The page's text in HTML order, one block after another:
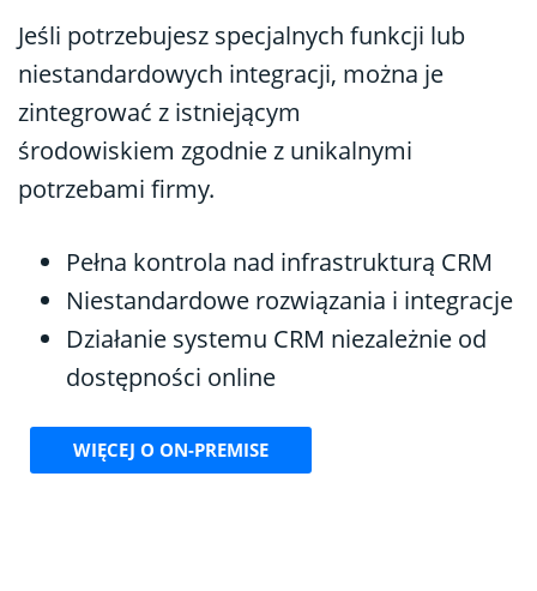
Jeśli potrzebujesz specjalnych funkcji lub
niestandardowych integracji, można je
zintegrować z istniejącym
środowiskiem zgodnie z unikalnymi
potrzebami firmy.
Pełna kontrola nad infrastrukturą CRM
Niestandardowe rozwiązania i integracje
Działanie systemu CRM niezależnie od
dostępności online
WIĘCEJ O ON-PREMISE